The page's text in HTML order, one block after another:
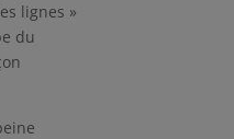
lignes »
du